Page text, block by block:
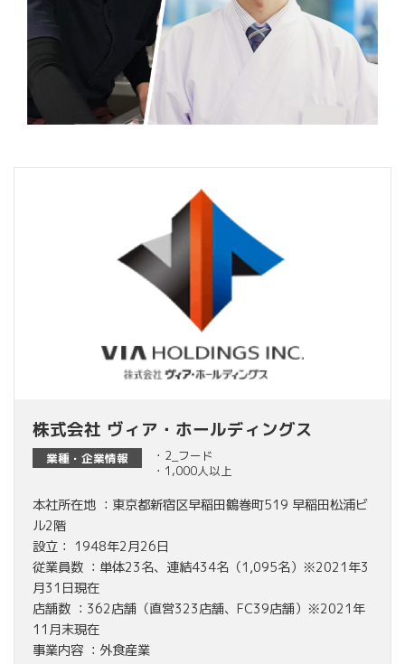
株式会社 ヴィア・ホールディングス
業種・企業情報
・2_フード
・1,000人以上
本社所在地 ：東京都新宿区早稲田鶴巻町519 早稲田松浦ビ
ル2階
設立： 1948年2月26日
従業員数 ：単体23名、連結434名（1,095名）※2021年3
月31日現在
店舗数 ：362店舗（直営323店舗、FC39店舗）※2021年
11月末現在
事業内容 ：外食産業